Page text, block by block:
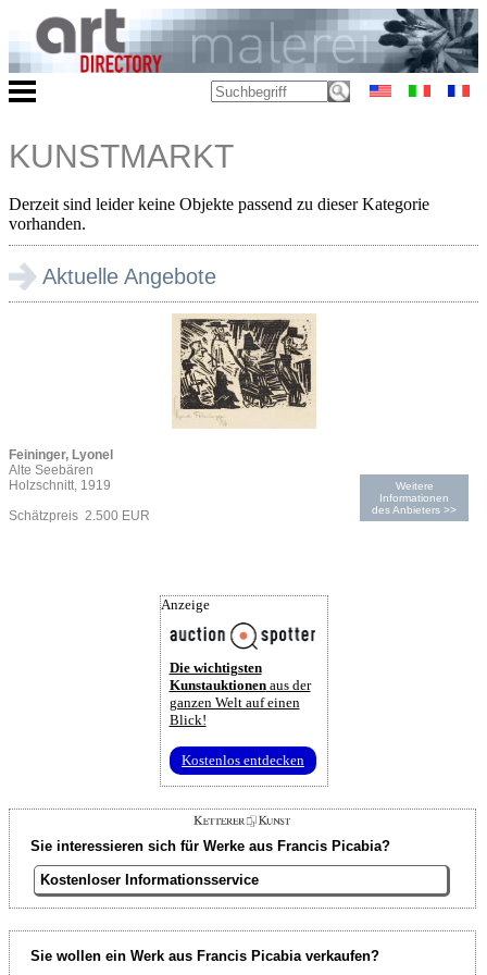
KUNSTMARKT
Derzeit sind leider keine Objekte passend zu dieser Kategorie
vorhanden.
Aktuelle Angebote
Feininger, Lyonel
Alte Seebären
Holzschnitt, 1919
Schätzpreis 2.500 EUR
Weitere
Informationen
des Anbieters >>
Anzeige
Die wichtigsten
Kunstauktionenaus der
ganzen Welt auf einen
Blick!
Kostenlos entdecken
Sie interessieren sich für Werke aus Francis Picabia?
Kostenloser Informationsservice
Sie wollen ein Werk aus Francis Picabia verkaufen?